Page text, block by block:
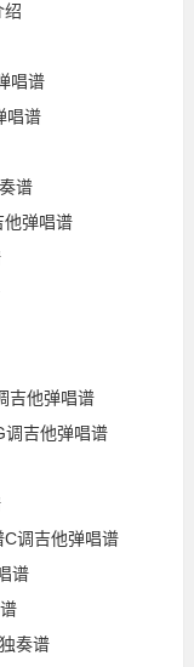
唱谱
唱谱
谱
他弹唱谱
吉他弹唱谱
调吉他弹唱谱
调吉他弹唱谱
谱
奏谱